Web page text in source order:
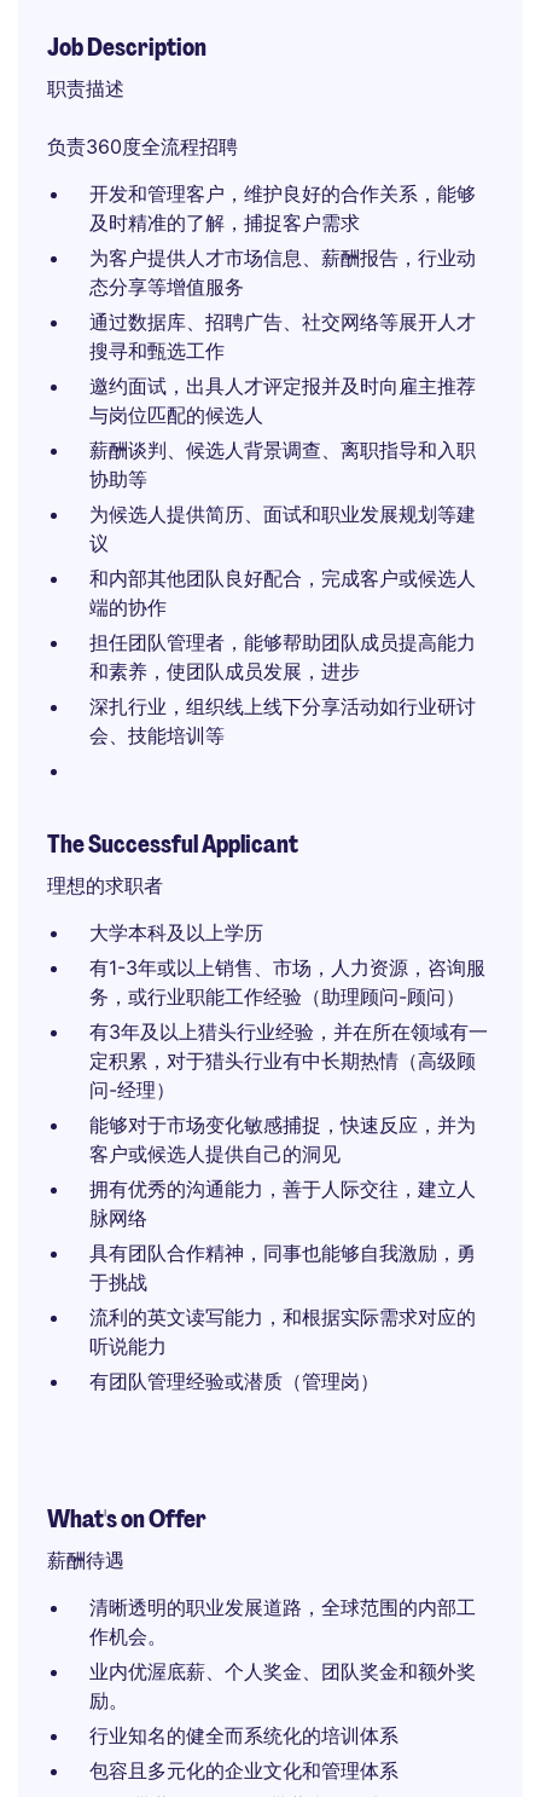
Job Description
职责描述
负责360度全流程招聘
开发和管理客户，维护良好的合作关系，能够
及时精准的了解，捕捉客户需求
为客户提供人才市场信息、薪酬报告，行业动
态分享等增值服务
通过数据库、招聘广告、社交网络等展开人才
搜寻和甄选工作
邀约面试，出具人才评定报并及时向雇主推荐
与岗位匹配的候选人
薪酬谈判、候选人背景调查、离职指导和入职
协助等
为候选人提供简历、面试和职业发展规划等建
议
和内部其他团队良好配合，完成客户或候选人
端的协作
担任团队管理者，能够帮助团队成员提高能力
和素养，使团队成员发展，进步
深扎行业，组织线上线下分享活动如行业研讨
会、技能培训等
The Successful Applicant
理想的求职者
大学本科及以上学历
有1-3年或以上销售、市场，人力资源，咨询服
务，或行业职能工作经验（助理顾问-顾问）
有3年及以上猎头行业经验，并在所在领域有一
定积累，对于猎头行业有中长期热情（高级顾
问-经理）
能够对于市场变化敏感捕捉，快速反应，并为
客户或候选人提供自己的洞见
拥有优秀的沟通能力，善于人际交往，建立人
脉网络
具有团队合作精神，同事也能够自我激励，勇
于挑战
流利的英文读写能力，和根据实际需求对应的
听说能力
有团队管理经验或潜质（管理岗）
What's on Offer
薪酬待遇
清晰透明的职业发展道路，全球范围的内部工
作机会。
业内优渥底薪、个人奖金、团队奖金和额外奖
励。
行业知名的健全而系统化的培训体系
包容且多元化的企业文化和管理体系